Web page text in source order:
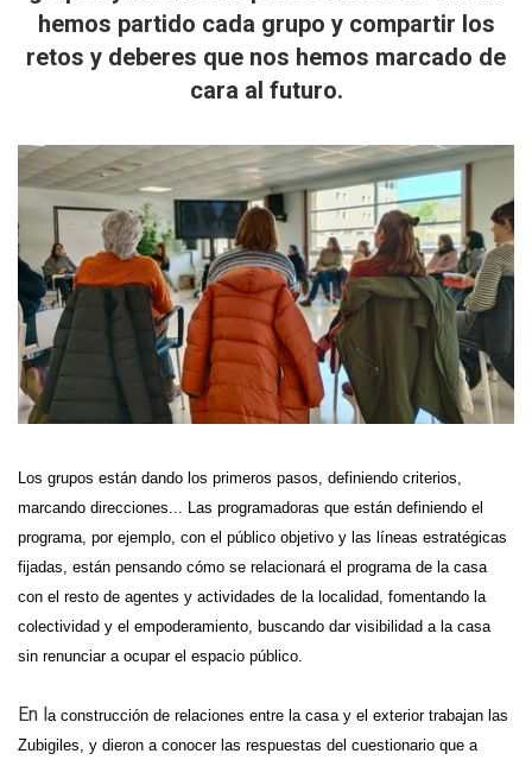
hemos partido cada grupo y compartir los
retos y deberes que nos hemos marcado de
cara al futuro.
Los grupos están dando los primeros pasos, definiendo criterios,
marcando direcciones... L as programadoras que están definiendo el
programa, por ejemplo, con el público objetivo y las líneas estratégicas
fijadas , están pensando cómo se relacionará el programa de la casa
con el resto de agentes y actividades de la localidad, fomentando la
colectividad y el empoderamiento, buscando dar visibilidad a la casa
sin renunciar a ocupar el espacio público.
En la construcción de relaciones entre la casa y el exteriortrabajan las
Zubigiles, y dieron a conocer las respuestas del cuestionario que a